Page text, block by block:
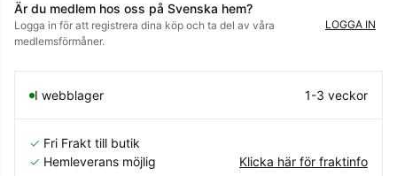
Är du medlem hos oss på Svenska hem?
Logga in för att registrera dina köp och ta del av våra
medlemsförmåner.
LOGGA IN
I webblager 1-3 veckor
✓ Fri Frakt till butik
✓ Hemleverans möjlig Klicka här för fraktinfo